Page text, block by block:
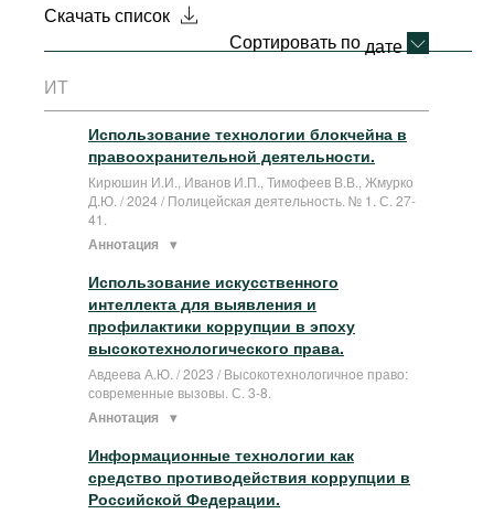
организаций
Фильмы
Книжная полка
Скачать список
Сортировать подате
ИТ
Использование технологии блокчейна в
правоохранительной деятельности.
Кирюшин И.И., Иванов И.П., Тимофеев В.В., Жмурко
Д.Ю. / 2024 / Полицейская деятельность. № 1. С. 27-
41.
Аннотация
Использование искусственного
интеллекта для выявления и
профилактики коррупции в эпоху
высокотехнологического права.
Авдеева А.Ю. / 2023 / Высокотехнологичное право:
современные вызовы. С. 3-8.
Аннотация
Информационные технологии как
средство противодействия коррупции в
Российской Федерации.